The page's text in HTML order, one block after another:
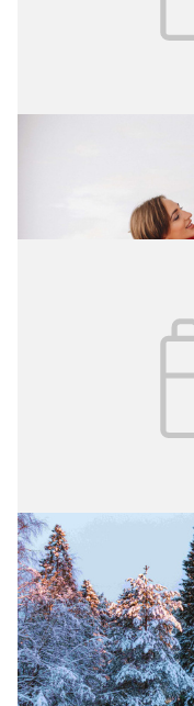
01.12.2025
1–7 декабря
Регистрационное